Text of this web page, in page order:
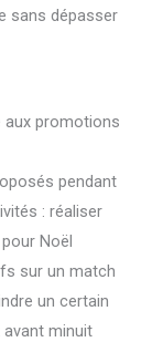
sans dépasser
aux promotions
pendant
: réaliser
Noël
sur un match
un certain
avant minuit